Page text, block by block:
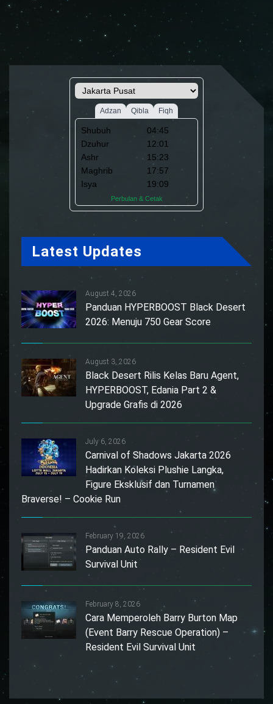
Latest Updates
August 4, 2026
Panduan HYPERBOOST Black Desert
2026: Menuju 750 Gear Score
August 3, 2026
Black Desert Rilis Kelas Baru Agent,
HYPERBOOST, Edania Part 2 &
Upgrade Grafis di 2026
July 6, 2026
Carnival of Shadows Jakarta 2026
Hadirkan Koleksi Plushie Langka,
Figure Eksklusif dan Turnamen
Braverse! – Cookie Run
February 19, 2026
Panduan Auto Rally – Resident Evil
Survival Unit
February 8, 2026
Cara Memperoleh Barry Burton Map
(Event Barry Rescue Operation) –
Resident Evil Survival Unit